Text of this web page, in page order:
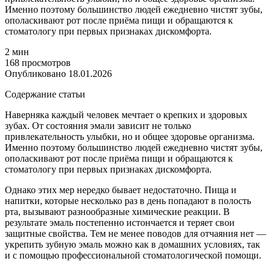
Именно поэтому большинство людей ежедневно чистят зубы,
ополаскивают рот после приёма пищи и обращаются к
стоматологу при первых признаках дискомфорта.
2 мин
168 просмотров
Опубликовано 18.01.2026
Содержание статьи
Наверняка каждый человек мечтает о крепких и здоровых
зубах. От состояния эмали зависит не только
привлекательность улыбки, но и общее здоровье организма.
Именно поэтому большинство людей ежедневно чистят зубы,
ополаскивают рот после приёма пищи и обращаются к
стоматологу при первых признаках дискомфорта.
Однако этих мер нередко бывает недостаточно. Пища и
напитки, которые несколько раз в день попадают в полость
рта, вызывают разнообразные химические реакции. В
результате эмаль постепенно истончается и теряет свои
защитные свойства. Тем не менее поводов для отчаяния нет —
укрепить зубную эмаль можно как в домашних условиях, так
и с помощью профессиональной стоматологической помощи.